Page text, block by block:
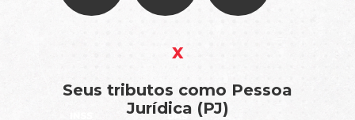
x
Seus tributos como Pessoa
Jurídica (PJ)